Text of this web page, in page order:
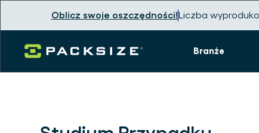
Oblicz swoje oszczędności!Liczba
Branże